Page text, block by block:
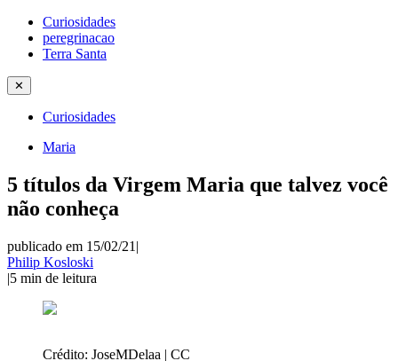
Curiosidades
peregrinacao
Terra Santa
✕
Curiosidades
Maria
5 títulos da Virgem Maria que talvez você
não conheça
publicado em 15/02/21 |
Philip Kosloski
|5 min de leitura
Crédito: JoseMDelaa | CC